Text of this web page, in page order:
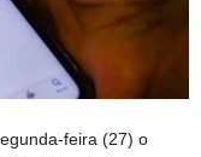
feira (27) o